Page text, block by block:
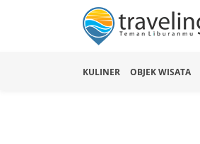
KULINER OBJEK WISATA